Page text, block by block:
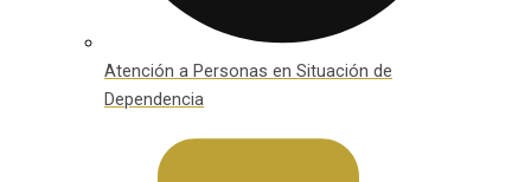
Atención a Personas en Situación de
Dependencia